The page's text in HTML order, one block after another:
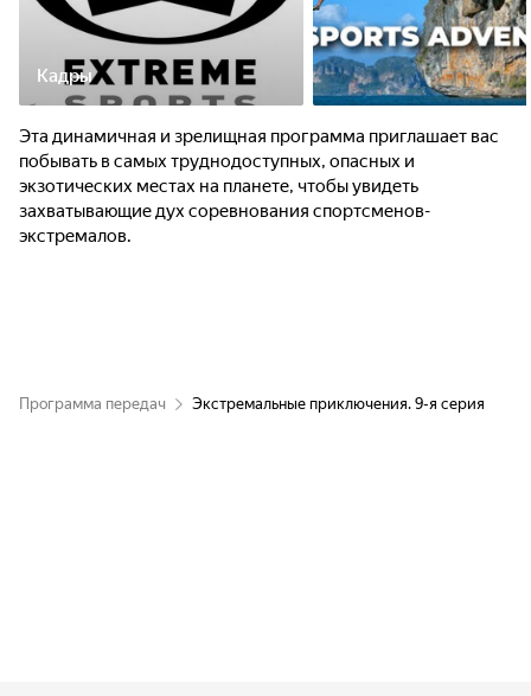
Кадры
Эта динамичная и зрелищная программа приглашает вас
побывать в самых труднодоступных, опасных и
экзотических местах на планете, чтобы увидеть
захватывающие дух соревнования спортсменов-
экстремалов.
Программа передач Экстремальные приключения. 9-я серия